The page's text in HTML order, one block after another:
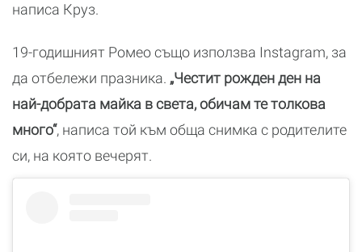
написа Круз.
19-годишният Ромео също използва Instagram, за
да отбележи празника. „Честит рожден ден на
най-добрата майка в света, обичам те толкова
много“, написа той към обща снимка с родителите
си, на която вечерят.